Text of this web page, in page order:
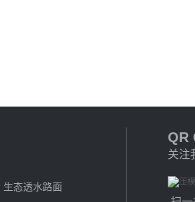
生态透水路面
QR
关注